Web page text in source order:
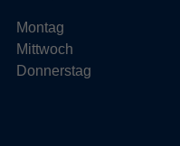
Montag
Mittwoch
Donnerstag